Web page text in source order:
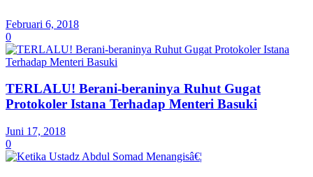
Februari 6, 2018
0
TERLALU! Berani-beraninya Ruhut Gugat
Protokoler Istana Terhadap Menteri Basuki
Juni 17, 2018
0